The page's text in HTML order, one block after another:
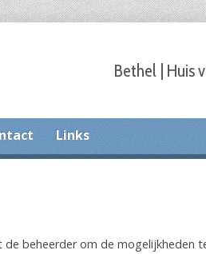
Bethel | Huis
Links
beheerder om de mogelijkheden